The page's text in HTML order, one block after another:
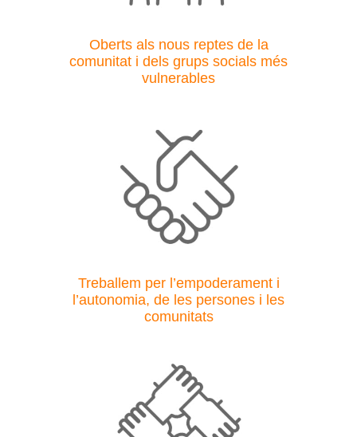
Oberts als nous reptes de la
comunitat i dels grups socials més
vulnerables
Treballem per l’empoderament i
l’autonomia, de les persones i les
comunitats